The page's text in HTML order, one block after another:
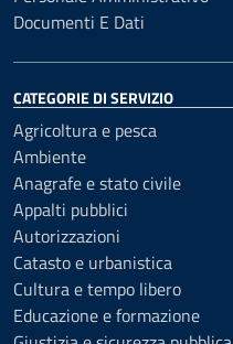
Documenti E Dati
CATEGORIE DI SERVIZIO
Agricoltura e pesca
Ambiente
Anagrafe e stato civile
Appalti pubblici
Autorizzazioni
Catasto e urbanistica
Cultura e tempo libero
Educazione e formazione